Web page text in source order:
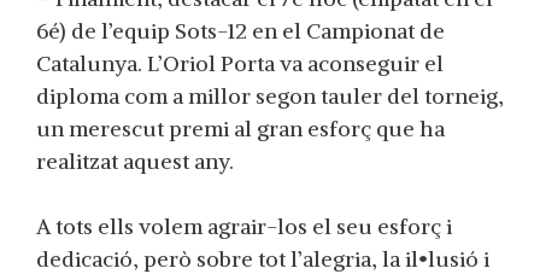
6é) de l’equip Sots-12 en el Campionat de
Catalunya. L’Oriol Porta va aconseguir el
diploma com a millor segon tauler del torneig,
un merescut premi al gran esforç que ha
realitzat aquest any.
A tots ells volem agrair-los el seu esforç i
dedicació, però sobre tot l’alegria, la il•lusió i